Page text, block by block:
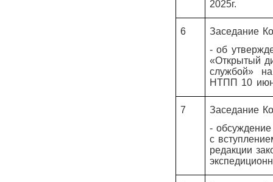
2025г.
6
Заседание
- об
«Открытый
службой»
НТПП 10
7
Заседание
-
с
редакции